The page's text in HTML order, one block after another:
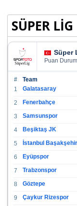
SÜPER
Süper
Puan
# Team
1 Galatasaray
2
Fenerbahçe
3
Samsunspor
4
Beşiktaş JK
5
İstanbul
6
Eyüpspor
7
Trabzonspor
8
Göztepe
9
Çaykur Rizespor